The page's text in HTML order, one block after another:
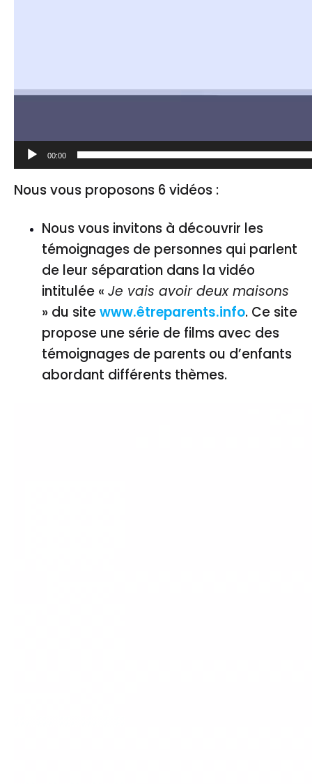
00:00
Nous vous proposons 6 vidéos :
Nous vous invitons à découvrir les
témoignages de personnes qui parlent
de leur séparation dans la vidéo
intitulée « Je vais avoir deux maisons
» du sitewww.êtreparents.info. Ce site
propose une série de films avec des
témoignages de parents ou d’enfants
abordant différents thèmes.